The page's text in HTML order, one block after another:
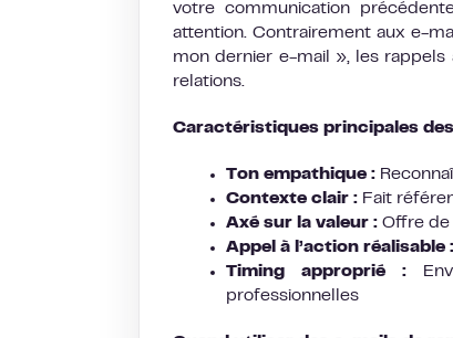
votre communication
attention. Contrairement aux e-
mon dernier e-mail », les
relations.
Caractéristiques principales
Ton empathique :
Contexte clair : Fait
Axé sur la valeur : Offre de
Appel à l’action réalisable :
Timing approprié :
professionnelles